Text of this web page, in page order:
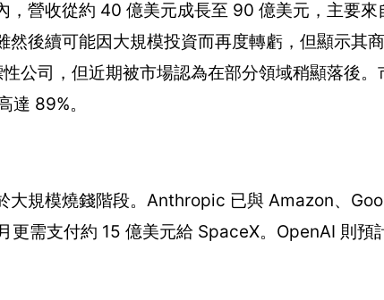
營收從約 40 億美元成長至 90 億美元，主要來
後續可能因大規模投資而再度轉虧，但顯示其
公司，但近期被市場認為在部分領域稍顯落後
89%。
大規模燒錢階段。Anthropic 已與 Amazon、
更需支付約 15 億美元給 SpaceX。OpenAI 則預